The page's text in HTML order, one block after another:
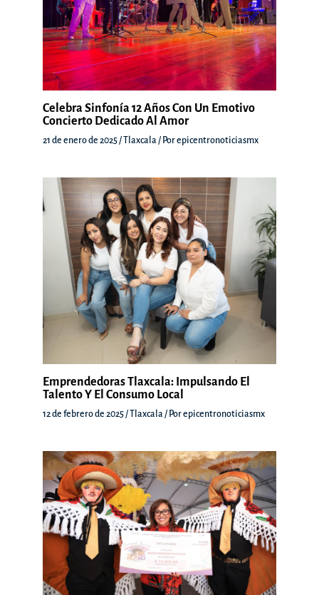
Celebra Sinfonía 12 Años Con Un Emotivo
Concierto Dedicado Al Amor
21 de enero de 2025 /Tlaxcala / Porepicentronoticiasmx
Emprendedoras Tlaxcala: Impulsando El
Talento Y El Consumo Local
12 de febrero de 2025/ Tlaxcala / Porepicentronoticiasmx